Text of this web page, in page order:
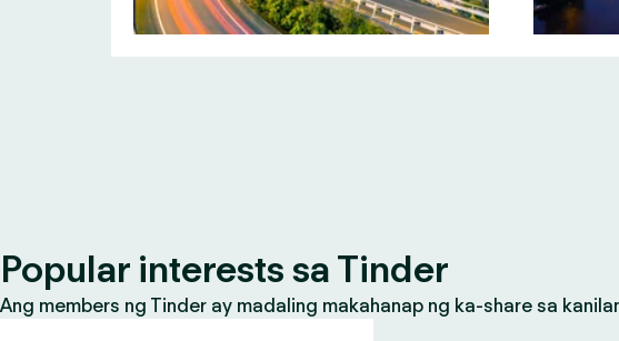
Popular interests sa Tinder
Ang members ng Tinder ay madaling makahanap ng ka-share sa